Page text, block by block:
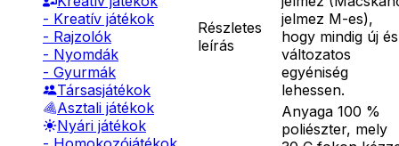
- Kreatív játékok
- Rajzolók
- Nyomdák
- Gyurmák
Társasjátékok
Asztali játékok
Nyári játékok
Részletes
leírás
jelmez M-es),
hogy mindig új és
változatos
egyéniség
lehessen.
Anyaga 100 %
poliészter, mely